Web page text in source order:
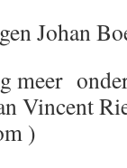
Johan
meer
Vincent
)